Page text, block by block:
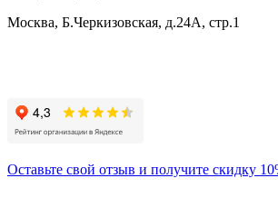
Москва, Б.Черкизовская, д.24А, стр.1
Оставьте свой отзыв и получите скидку